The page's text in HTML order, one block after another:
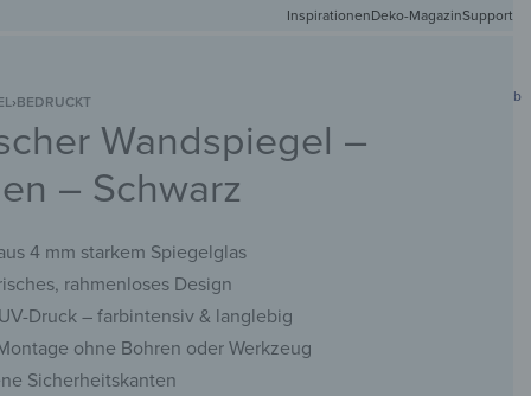
InspirationenDeko-MagazinSupport
Warenkorb
SCHLÜSSELBRETTERKREIDETAFELNWANDSPIEGEL
›BEDRUCKT
Wandspiegel –
– Schwarz
4 mm starkem Spiegelglas
rahmenloses Design
Druck – farbintensiv & langlebig​
ohne Bohren oder Werkzeug
Sicherheitskanten